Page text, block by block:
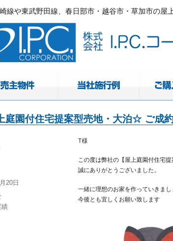
線や東武野田線、春日部市・越谷市・草加市の屋
越谷・草加の不動産。I.P.C.コーポレーション。屋上
崎線や東武野田線.春日部市・越谷市・草加市の屋
園付住宅提案型売地・大泊☆ ご成
T様
この度は弊社の【屋上庭園付住宅
誠にありがとうございました。
一緒に理想のお家を作っていきまし
今後とも宜しくお願い致します
20日
績